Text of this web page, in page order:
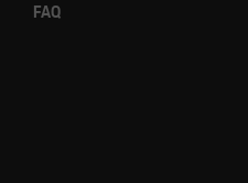
FAQ